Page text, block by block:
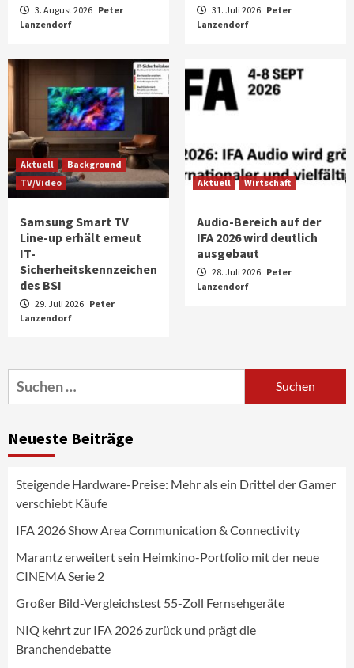
3. August 2026 Peter
Lanzendorf
31. Juli 2026 Peter
Lanzendorf
Aktuell
Background
TV/Video
Samsung Smart TV
Line-up erhält erneut
IT-
Sicherheitskennzeichen
des BSI
29. Juli 2026 Peter
Lanzendorf
Aktuell Wirtschaft
Audio-Bereich auf der
IFA 2026 wird deutlich
ausgebaut
28. Juli 2026 Peter
Lanzendorf
Suchen
nach:
Neueste Beiträge
Steigende Hardware-Preise: Mehr als ein Drittel der Gamer
verschiebt Käufe
IFA 2026 Show Area Communication & Connectivity
Marantz erweitert sein Heimkino-Portfolio mit der neue
CINEMA Serie 2
Großer Bild-Vergleichstest 55-Zoll Fernsehgeräte
NIQ kehrt zur IFA 2026 zurück und prägt die
Branchendebatte
4
News aus dem Internet
Fernsehgeräte
5
NIQ kehrt zur IFA 2026 zurück und prägt
die Branchendebatte
6
Aktuell
CHERRY baut Vertriebsteam in